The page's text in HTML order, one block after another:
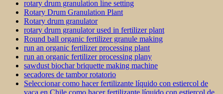
rotary drum granulation line setting
Rotary Drum Granulation Plant
Rotary drum granulator
rotary drum granulator used in fertilizer plant
Round ball organic fertilizer granule making
run an organic fertilizer processing plant
run an organic fertilizer processing plany
sawdust biochar briquette making machine
secadores de tambor rotatorio
Seleccionar como hacer fertilizante líquido con estiercol de